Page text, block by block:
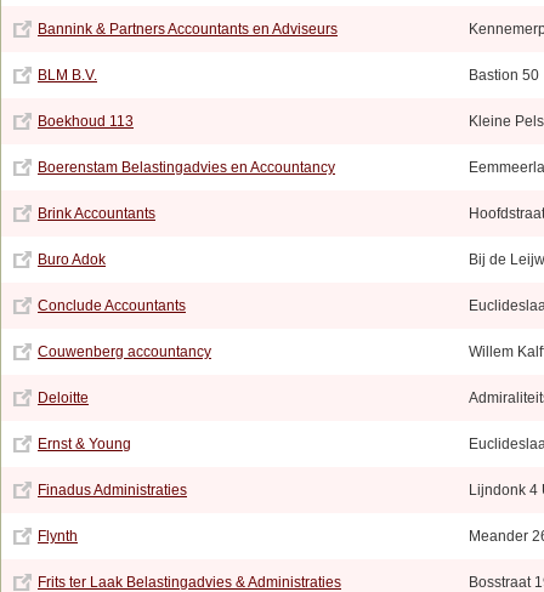
Bannink & Partners Accountants en Adviseurs
BLM B.V. Bastion 50
Boekhoud 113 Kleine
Boerenstam Belastingadvies en Accountancy
Brink Accountants
Buro Adok Bij de
Conclude Accountants
Couwenberg accountancy Willem
Deloitte
Ernst & Young
Finadus Administraties Lijndonk 4
Flynth Meander
Frits ter Laak Belastingadvies & Administraties Bosstraat